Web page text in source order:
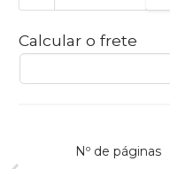
Calcular o frete
Nº de páginas